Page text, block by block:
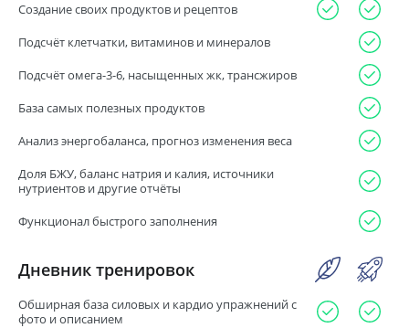
Создание своих продуктов и рецептов
Подсчёт клетчатки, витаминов и минералов
Подсчёт омега-3-6, насыщенных жк, трансжиров
База самых полезных продуктов
Анализ энергобаланса, прогноз изменения веса
Доля БЖУ, баланс натрия и калия, источники
нутриентов и другие отчёты
Функционал быстрого заполнения
Дневник тренировок
Обширная база силовых и кардио упражнений с
фото и описанием